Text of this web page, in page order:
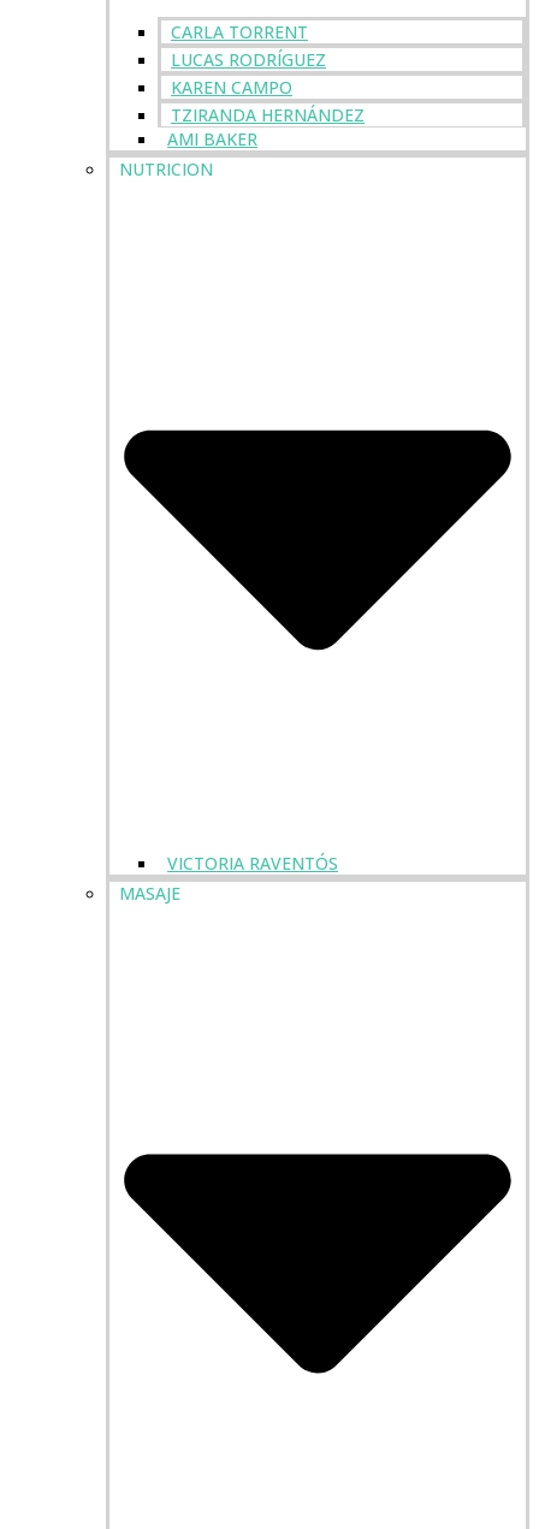
CARLA TORRENT
LUCAS RODRÍGUEZ
KAREN CAMPO
TZIRANDA HERNÁNDEZ
AMI BAKER
NUTRICION
VICTORIA RAVENTÓS
MASAJE